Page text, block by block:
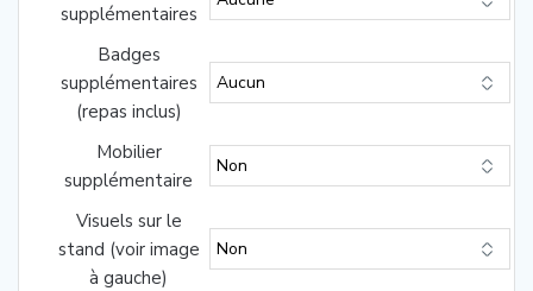
supplémentaires
Badges
supplémentaires
(repas inclus)
Mobilier
supplémentaire
Visuels sur le
stand (voir image
à gauche)